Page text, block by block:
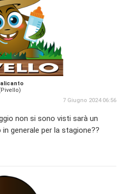
7 Giugno 2024 06:56
non si sono visti sarà un
generale per la stagione??